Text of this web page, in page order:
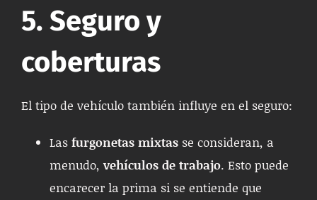
5. Seguro y
coberturas
El tipo de vehículo también influye en el seguro:
Las furgonetas mixtas se consideran, a
menudo,vehículos de trabajo. Esto puede
encarecer la prima si se entiende que